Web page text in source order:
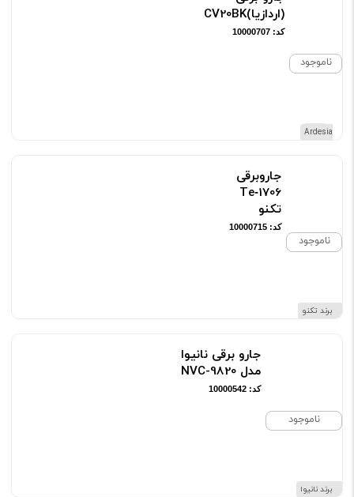
ناموجود
برند Ardesia
(اردازیا)CV20BK
کد: 10000707
ناموجود
برند تکنو
جاروبرقی
Te‑1706
تکنو
کد: 10000715
ناموجود
برند نانیوا
جارو برقی نانیوا
مدل NVC-9820
کد: 10000542